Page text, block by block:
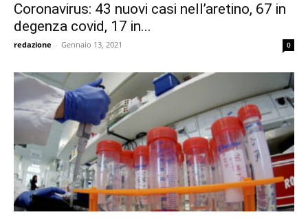
Coronavirus: 43 nuovi casi nell’aretino, 67 in
degenza covid, 17 in...
redazione - Gennaio 13, 2021 0